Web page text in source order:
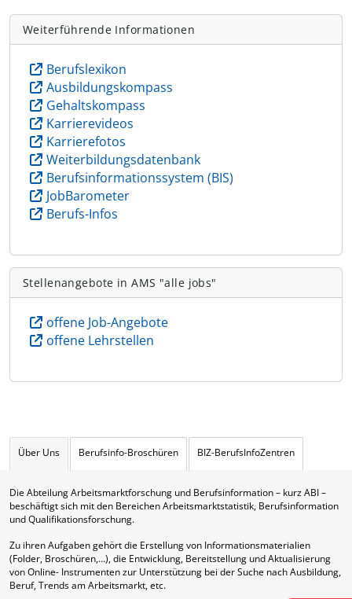
Weiterführende Informationen
Berufslexikon
Ausbildungskompass
Gehaltskompass
Karrierevideos
Karrierefotos
Weiterbildungsdatenbank
Berufsinformationssystem (BIS)
JobBarometer
Berufs-Infos
Stellenangebote in AMS "alle jobs"
offene Job-Angebote
offene Lehrstellen
Über Uns Berufsinfo-Broschüren BIZ-BerufsInfoZentren
Die Abteilung Arbeitsmarktforschung und Berufsinformation – kurz ABI –
beschäftigt sich mit den Bereichen Arbeitsmarktstatistik, Berufsinformation
und Qualifikationsforschung.
Zu ihren Aufgaben gehört die Erstellung von Informationsmaterialien
(Folder, Broschüren,…), die Entwicklung, Bereitstellung und Aktualisierung
von Online- Instrumenten zur Unterstützung bei der Suche nach Ausbildung,
Beruf, Trends am Arbeitsmarkt, etc.